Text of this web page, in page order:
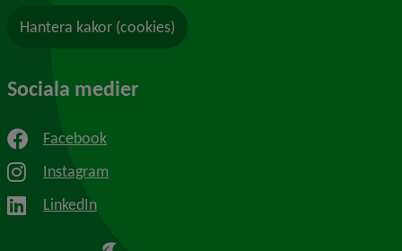
Hantera kakor (cookies)
Sociala medier
Facebook
Instagram
LinkedIn